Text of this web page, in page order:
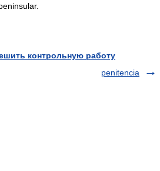
контрольную работу
penitencia